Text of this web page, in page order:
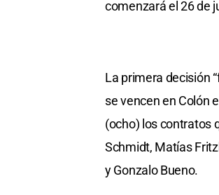
comenzará el 26 de
La primera decisión
se vencen en Colón
(ocho) los contratos
Schmidt, Matías
y Gonzalo Bueno.